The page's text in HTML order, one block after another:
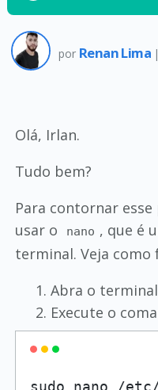
por Renan Lima |
Olá, Irlan.
Tudo bem?
Para contornar
usar o
nano , que é
terminal. Veja como
Abra o
Execute o